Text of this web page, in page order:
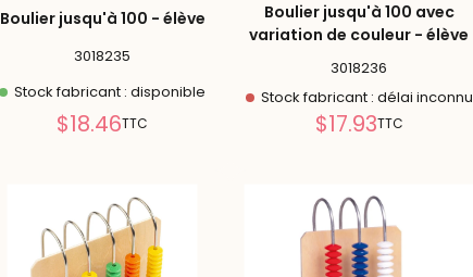
Boulier jusqu'à 100 - élève
3018235
Stock fabricant : disponible
Prix
$18.46TTC
Boulier jusqu'à 100 avec
variation de couleur - élève
3018236
Stock fabricant : délai inconnu
Prix
$17.93TTC